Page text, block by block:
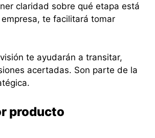
claridad sobre qué etapa está
te facilitará tomar
te ayudarán a transitar,
acertadas. Son parte de la
producto